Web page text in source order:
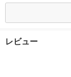
レビュー